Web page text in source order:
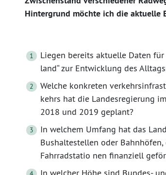
Hintergrund möchte ich die aktuelle
Liegen bereits aktuelle Daten
land“ zur Entwicklung des
Welche konkreten
kehrs hat die Landesregierung
2018 und 2019 geplant?
In welchem Umfang hat das
Bushaltestellen oder
Fahrradstatio nen finanziell